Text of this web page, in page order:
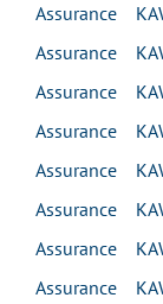
Assurance
Assurance
Assurance
Assurance
Assurance
Assurance
Assurance
Assurance